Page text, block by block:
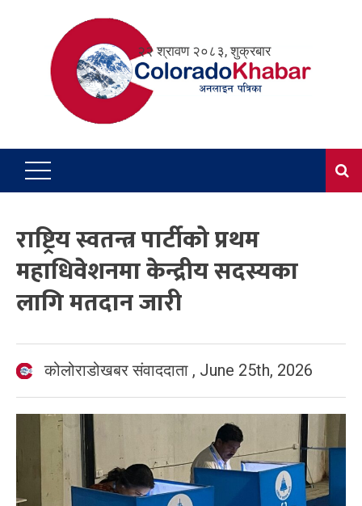
२२ श्रावण २०८३, शुक्रबार
राष्ट्रिय स्वतन्त्र पार्टीको प्रथम
महाधिवेशनमा केन्द्रीय सदस्यका
लागि मतदान जारी
कोलोराडोखबर संवाददाता , June 25th, 2026